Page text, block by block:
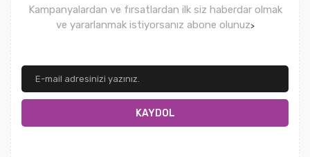
Kampanyalardan ve fırsatlardan ilk siz haberdar olmak
ve yararlanmak istiyorsanız abone olunuz>
KAYDOL